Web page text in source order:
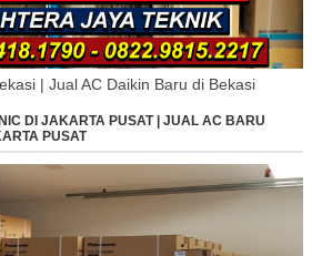
| Jual AC Daikin Baru di Bekasi
DI JAKARTA PUSAT | JUAL AC BARU
PUSAT